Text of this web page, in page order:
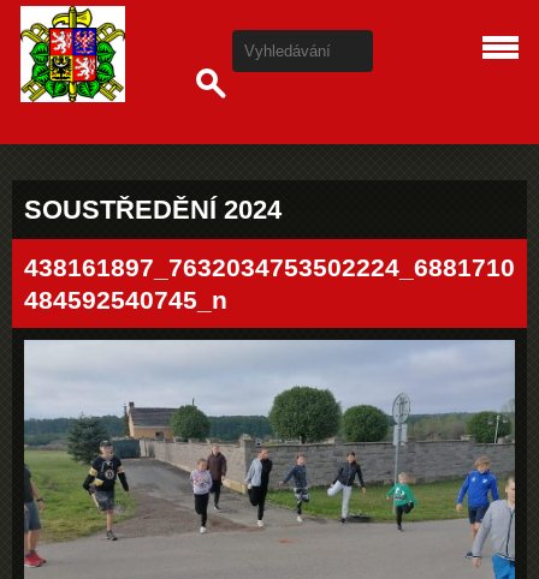
SOUSTŘEDĚNÍ 2024
438161897_7632034753502224_6881710
484592540745_n